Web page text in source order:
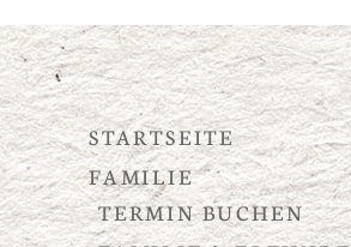
STARTSEITE
FAMILIE
TERMIN BUCHEN